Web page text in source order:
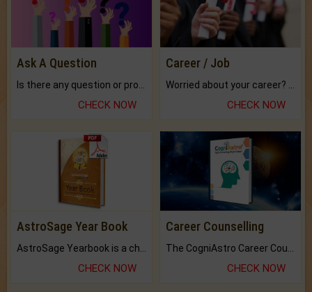
Ask A Question
CHECK NOW
Career / Job
CHECK NOW
AstroSage Year Book
CHECK NOW
Career Counselling
CHECK NOW